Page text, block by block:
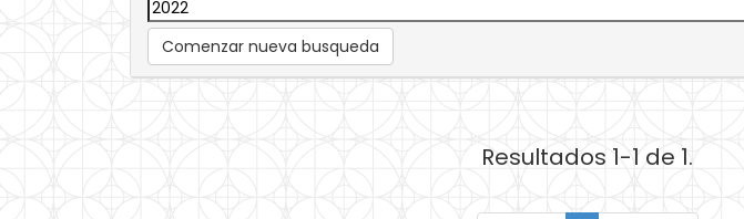
Comenzar nueva busqueda
Resultados 1-1 de 1.